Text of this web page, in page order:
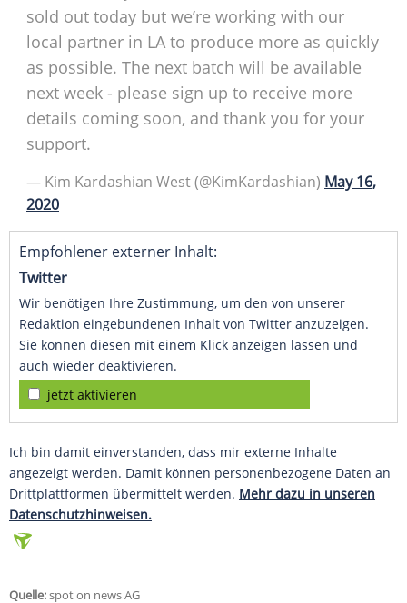
sold out today but we’re working with our
local partner in LA to produce more as quickly
as possible. The next batch will be available
next week - please sign up to receive more
details coming soon, and thank you for your
support.
— Kim Kardashian West (@KimKardashian) May 16,
2020
Empfohlener externer Inhalt:
Twitter
Wir benötigen Ihre Zustimmung, um den von unserer
Redaktion eingebundenen Inhalt von Twitter anzuzeigen.
Sie können diesen mit einem Klick anzeigen lassen und
auch wieder deaktivieren.
jetzt aktivieren
Ich bin damit einverstanden, dass mir externe Inhalte
angezeigt werden. Damit können personenbezogene Daten an
Drittplattformen übermittelt werden. Mehr dazu in unseren
Datenschutzhinweisen.
Quelle:spot on news AG